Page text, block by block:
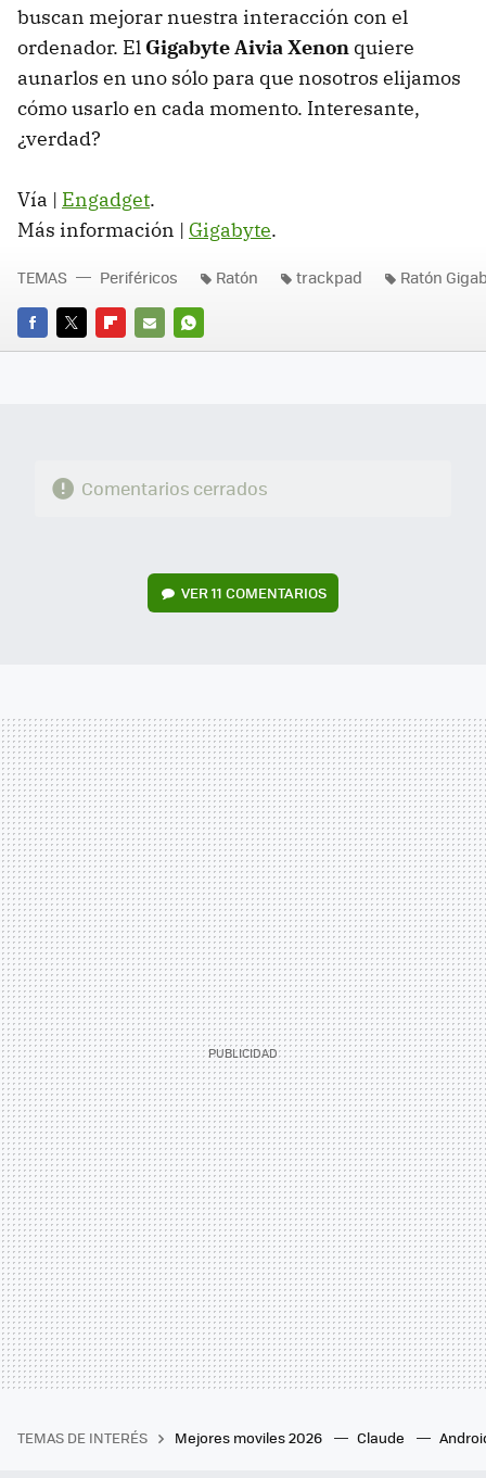
buscan mejorar nuestra interacción con el
ordenador. El Gigabyte Aivia Xenon quiere
aunarlos en uno sólo para que nosotros elijamos
cómo usarlo en cada momento. Interesante,
¿verdad?
Vía | Engadget.
Más información | Gigabyte.
FACEBOOK
TWITTERFLIPBOARD
E-
WHATSAPP
TEMAS Periféricos Ratón trackpad Ratón
Comentarios cerrados
VER11 COMENTARIOS
TEMAS DE INTERÉS Mejores moviles 2026 Claude